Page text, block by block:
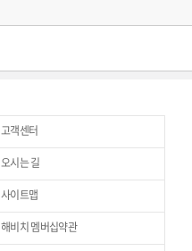
고객센터
오시는 길
사이트맵
해비치 멤버십약관